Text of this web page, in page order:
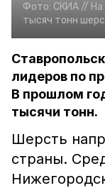
Фото: СКИА //
тысяч тонн
лидеров по
В прошлом
тысячи тонн.
Шерсть
страны.